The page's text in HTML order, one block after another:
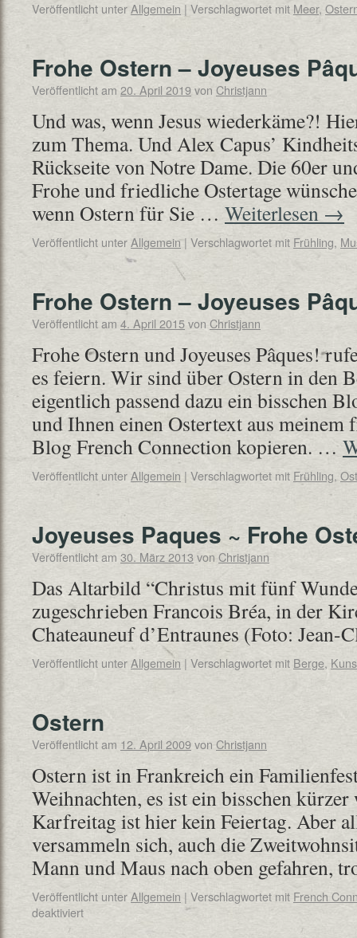
Veröffentlicht unterAllgemein | Verschlagwortet mit Meer,
Frohe Ostern – Joyeuses
Veröffentlicht am 20. April 2019von Christjann
Und was, wenn Jesus wiederkäme?!
zum Thema. Und Alex Capus’
Rückseite von Notre Dame. Die 60er
Frohe und friedliche Ostertage
wenn Ostern für Sie … Weiterlesen →
Veröffentlicht unterAllgemein | Verschlagwortet mit Frühling,
Frohe Ostern – Joyeuses
Veröffentlicht am 4. April 2015von Christjann
Frohe Ostern und Joyeuses Pâques!
es feiern. Wir sind über Ostern in den
eigentlich passend dazu ein bisschen
und Ihnen einen Ostertext aus meinem
Blog French Connection kopieren. …
Veröffentlicht unterAllgemein | Verschlagwortet mit Frühling,
Joyeuses Paques ~ Frohe
Veröffentlicht am 30. März 2013 von Christjann
Das Altarbild “Christus mit fünf
zugeschrieben Francois Bréa, in der
Chateauneuf d’Entraunes (Foto:
Veröffentlicht unterAllgemein | Verschlagwortet mit Berge,
Ostern
Veröffentlicht am 12. April 2009von Christjann
Ostern ist in Frankreich ein
Weihnachten, es ist ein bisschen
Karfreitag ist hier kein Feiertag. Aber
versammeln sich, auch die
Mann und Maus nach oben gefahren,
Veröffentlicht unter Allgemein | Verschlagwortet mit French
deaktiviert